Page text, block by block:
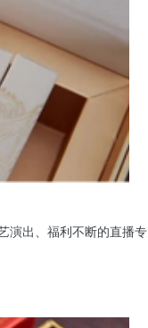
演出、福利不断的直播专